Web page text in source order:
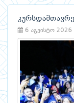
6 აგვისტო 2026